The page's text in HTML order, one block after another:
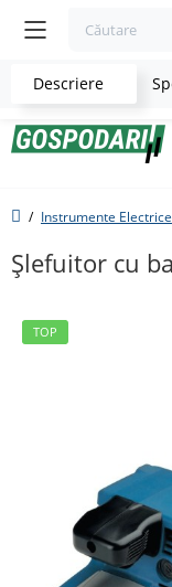
Instrumente Electrice
Șlefuitor cu
TOP
Descriere